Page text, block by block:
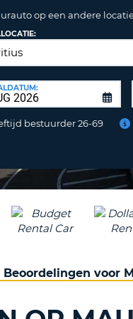
op een andere
bestuurder 26-69
voor